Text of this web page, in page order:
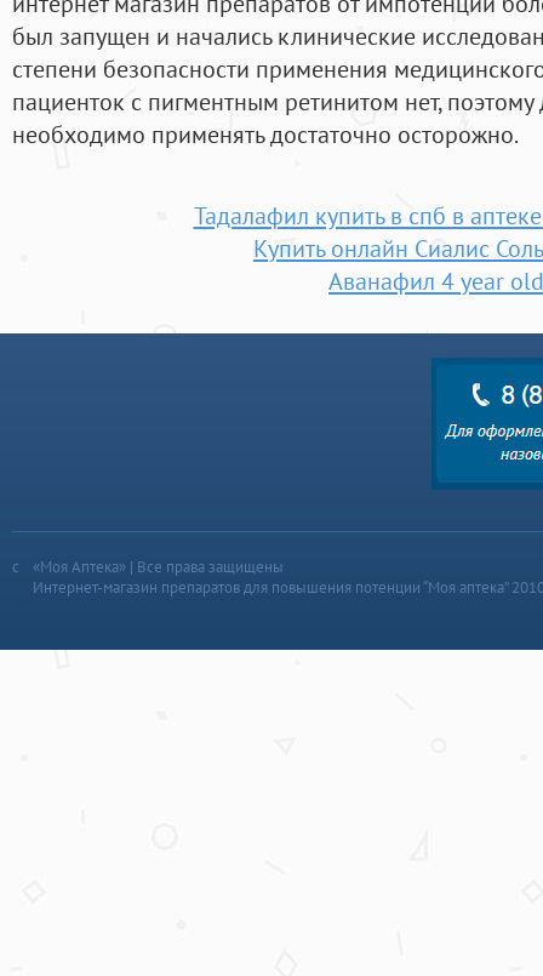
был запущен и начались клинические
степени безопасности применения
пациенток с пигментным ретинитом нет,
необходимо применять достаточно осторожно.
Тадалафил купить в спб в
Купить онлайн Сиалис
Аванафил 4 year old
«Моя Аптека» | Все права защищены
Интернет-магазин препаратов для повышения потенции “Моя аптека”